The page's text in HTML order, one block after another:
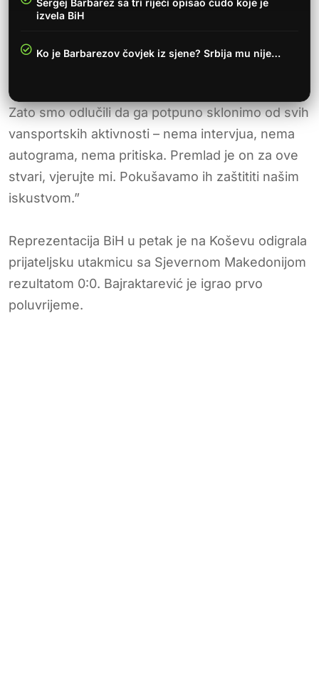
izvela BiH
Ko je Barbarezov čovjek iz sjene? Srbija mu nije…
Zato smo odlučili da ga potpuno sklonimo od svih
vansportskih aktivnosti – nema intervjua, nema
autograma, nema pritiska. Premlad je on za ove
stvari, vjerujte mi. Pokušavamo ih zaštititi našim
iskustvom.”
Reprezentacija BiH u petak je na Koševu odigrala
prijateljsku utakmicu sa Sjevernom Makedonijom
rezultatom 0:0. Bajraktarević je igrao prvo
poluvrijeme.